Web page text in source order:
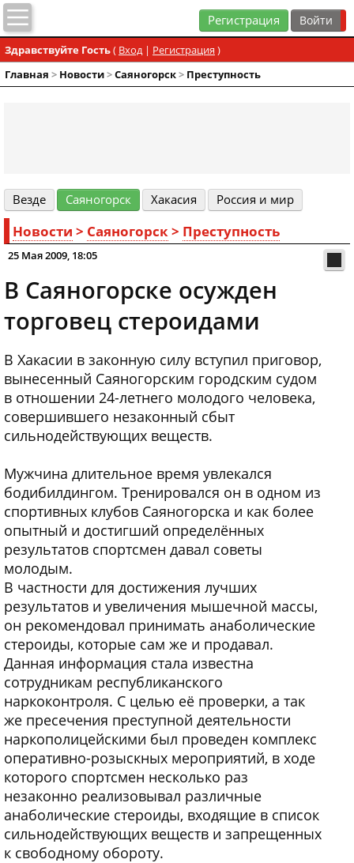
Регистрация
Здравствуйте Гость( Вход| Регистрация )
Главная > Новости>Cаяногорск> Преступность
Везде Cаяногорск Хакасия Россия и мир
Новости > Cаяногорск> Преступность
25 Мая 2009, 18:05
В Саяногорске осужден
торговец стероидами
В Хакасии в законную силу вступил приговор,
вынесенный Саяногорским городским судом
в отношении 24-летнего молодого человека,
совершившего незаконный сбыт
сильнодействующих веществ.
Мужчина длительное время увлекался
бодибилдингом. Тренировался он в одном из
спортивных клубов Саяногорска и как более
опытный и достигший определённых
результатов спортсмен давал советы
молодым.
В частности для достижения лучших
результатов и увеличения мышечной массы,
он рекомендовал принимать анаболические
стероиды, которые сам же и продавал.
Данная информация стала известна
сотрудникам республиканского
наркоконтроля. С целью её проверки, а так
же пресечения преступной деятельности
наркополицейскими был проведен комплекс
оперативно-розыскных мероприятий, в ходе
которого спортсмен несколько раз
незаконно реализовывал различные
анаболические стероиды, входящие в список
сильнодействующих веществ и запрещенных
к свободному обороту.